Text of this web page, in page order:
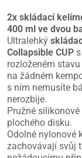
2x skládací
400 ml ve dvou
Ultralehký
Collapsible CUP
rozloženém
na žádném
s ním nemusíte
nerozbije.
Pružné
plochého disku.
Odolné nylonové
zachovávají svůj